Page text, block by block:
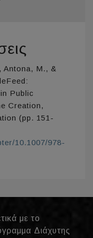
Antona, M., &
Public
Creation,
(pp. 151-
10.1007/978-
με το
Διάχυτης